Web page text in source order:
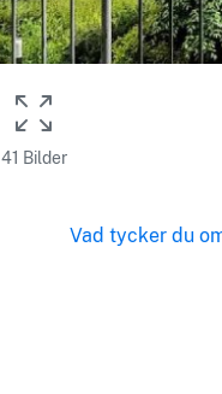
41 Bilder
Vad tycker du